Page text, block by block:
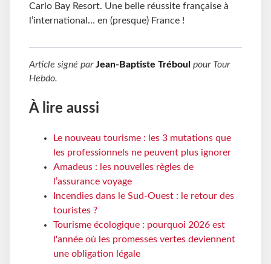
Carlo Bay Resort. Une belle réussite française à
l’international… en (presque) France !
Article signé parJean-Baptiste Tréboul pour Tour
Hebdo.
À lire aussi
Le nouveau tourisme : les 3 mutations que
les professionnels ne peuvent plus ignorer
Amadeus : les nouvelles règles de
l’assurance voyage
Incendies dans le Sud-Ouest : le retour des
touristes ?
Tourisme écologique : pourquoi 2026 est
l'année où les promesses vertes deviennent
une obligation légale